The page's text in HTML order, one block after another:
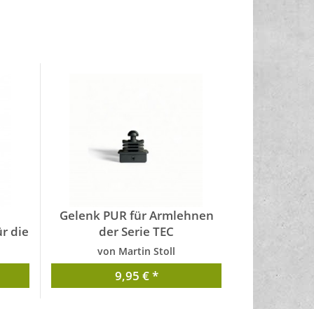
die
Gelenk PUR für Armlehnen
der Serie TEC
von Martin Stoll
9,95 € *